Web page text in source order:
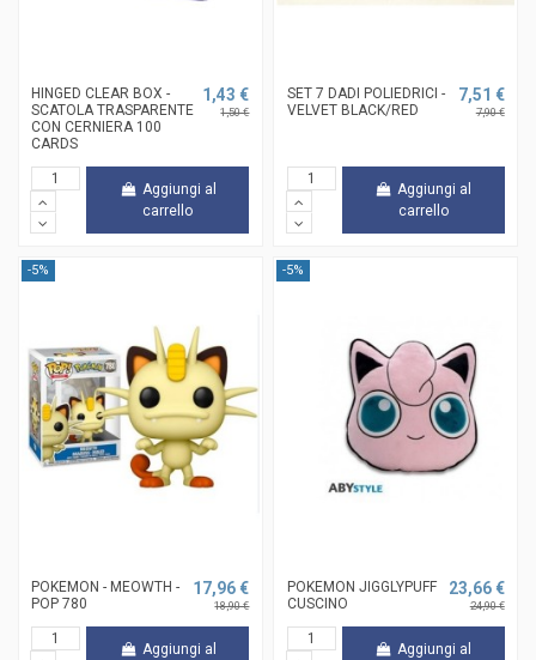
HINGED CLEAR BOX -
SCATOLA TRASPARENTE
CON CERNIERA 100
CARDS
1,43 €
1,50 €
Aggiungi al
carrello
SET 7 DADI POLIEDRICI -
VELVET BLACK/RED
7,51 €
7,90 €
Aggiungi al
carrello
-5%
POKEMON - MEOWTH -
POP 780
17,96 €
18,90 €
Aggiungi al
-5%
POKEMON JIGGLYPUFF
CUSCINO
23,66 €
24,90 €
Aggiungi al